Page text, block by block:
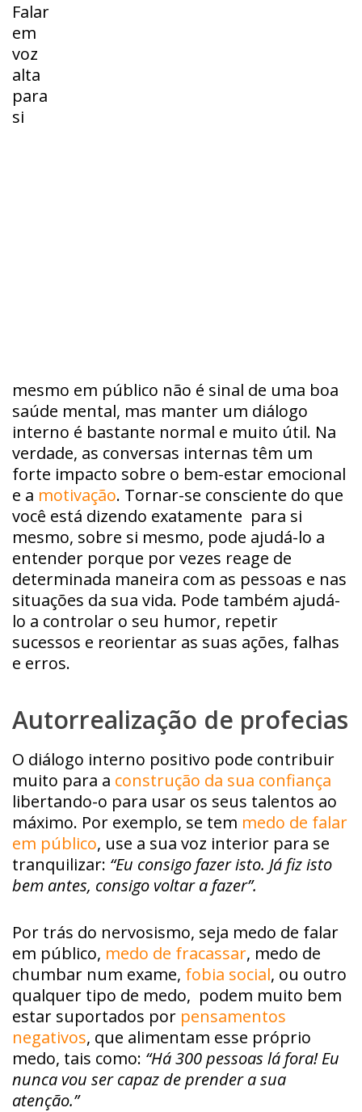
Falar
em
voz
alta
para
si
mesmo em público não é sinal de uma boa
saúde mental, mas manter um diálogo
interno é bastante normal e muito útil. Na
verdade, as conversas internas têm um
forte impacto sobre o bem-estar emocional
e a motivação. Tornar-se consciente do que
você está dizendo exatamente para si
mesmo, sobre si mesmo, pode ajudá-lo a
entender porque por vezes reage de
determinada maneira com as pessoas e nas
situações da sua vida. Pode também ajudá-
lo a controlar o seu humor, repetir
sucessos e reorientar as suas ações, falhas
e erros.
Autorrealização de profecias
O diálogo interno positivo pode contribuir
muito para a construção da sua confiança
libertando-o para usar os seus talentos ao
máximo. Por exemplo, se tem medo de falar
em público, use a sua voz interior para se
tranquilizar: “Eu consigo fazer isto. Já fiz isto
bem antes, consigo voltar a fazer”.
Por trás do nervosismo, seja medo de falar
em público, medo de fracassar, medo de
chumbar num exame, fobia social, ou outro
qualquer tipo de medo, podem muito bem
estar suportados por pensamentos
negativos, que alimentam esse próprio
medo, tais como: “Há 300 pessoas lá fora! Eu
nunca vou ser capaz de prender a sua
atenção.”